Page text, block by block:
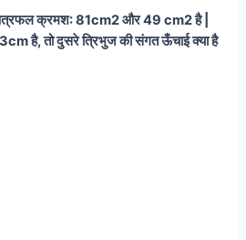
क्रमश: 81cm2 और 49 cm2 है |
है, तो दुसरे त्रिभुज की संगत ऊँचाई क्या है